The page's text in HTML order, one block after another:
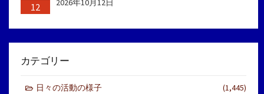
12
2026年10月12日
カテゴリー
日々の活動の様子 (1,445)